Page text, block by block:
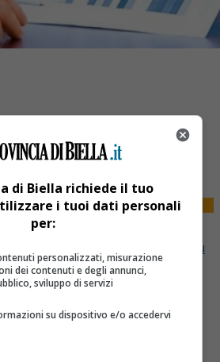
Fonte preferita su
e Confartigianato Imprese,
di rappresentanza degli
di servizi all’artigianato e alle
l’accordo per sostenere la
di Biella richiede il tuo
i tuoi dati personali
per:
personalizzati, misurazione
dei contenuti e degli annunci,
sviluppo di servizi
su dispositivo e/o accedervi